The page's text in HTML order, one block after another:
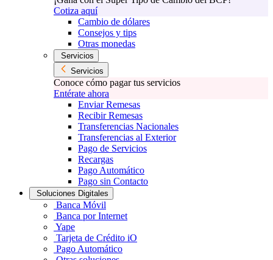
Cotiza aquí
Cambio de dólares
Consejos y tips
Otras monedas
Servicios
Servicios
Conoce cómo pagar tus servicios
Entérate ahora
Enviar Remesas
Recibir Remesas
Transferencias Nacionales
Transferencias al Exterior
Pago de Servicios
Recargas
Pago Automático
Pago sin Contacto
Soluciones Digitales
Banca Móvil
Banca por Internet
Yape
Tarjeta de Crédito iO
Pago Automático